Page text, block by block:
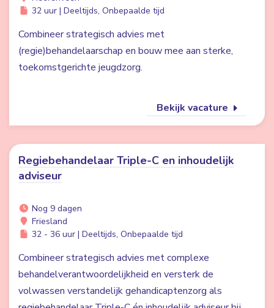
32 uur | Deeltijds, Onbepaalde tijd
Combineer strategisch advies met
(regie)behandelaarschap en bouw mee aan sterke,
toekomstgerichte jeugdzorg.
Bekijk vacature
Regiebehandelaar Triple-C en inhoudelijk
adviseur
Nog 9 dagen
Friesland
32 - 36 uur | Deeltijds, Onbepaalde tijd
Combineer strategisch advies met complexe
behandelverantwoordelijkheid en versterk de
volwassen verstandelijk gehandicaptenzorg als